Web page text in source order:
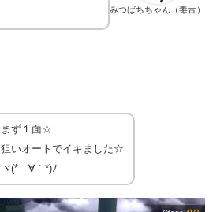
みつばちちゃん（毒舌）
まず１面☆
狙いオートでイキました☆
ヾ(*´∀｀*)ﾉ